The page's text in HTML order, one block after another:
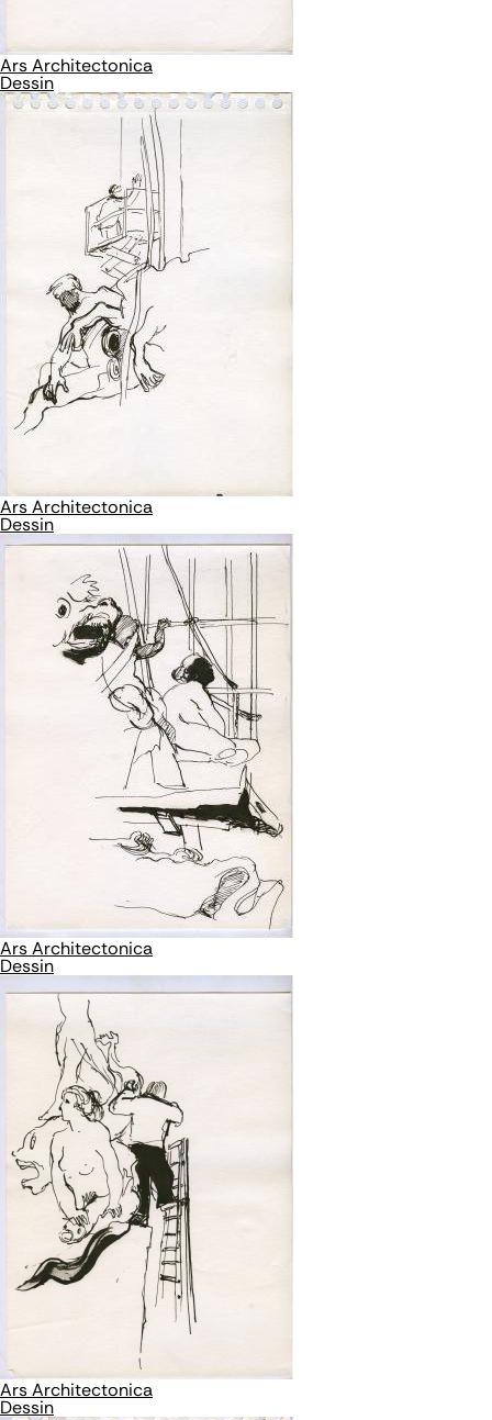
Ars Architectonica
Dessin
Ars Architectonica
Dessin
Ars Architectonica
Dessin
Ars Architectonica
Dessin